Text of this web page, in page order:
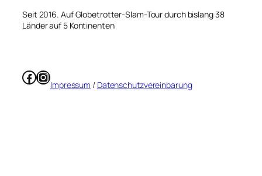
Seit 2016. Auf Globetrotter-Slam-Tour durch bislang 38
Länder auf 5 Kontinenten
Facebook
Instagram
Impressum / Datenschutzvereinbarung